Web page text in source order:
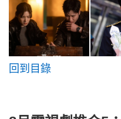
回到目錄